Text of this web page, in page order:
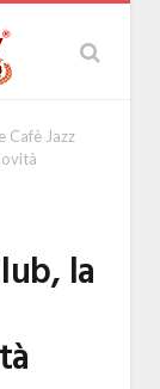
Cafè Jazz
la